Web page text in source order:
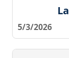
5/3/2026